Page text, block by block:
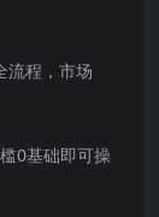
流程，市场
0基础即可操